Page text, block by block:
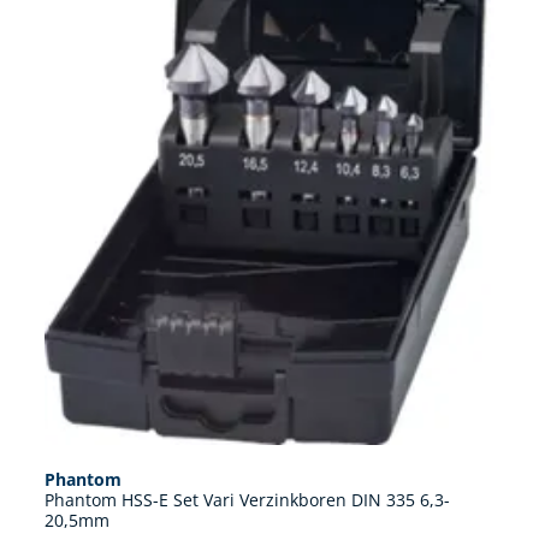
Phantom
Phantom HSS-E Set Vari Verzinkboren DIN 335 6,3-
20,5mm